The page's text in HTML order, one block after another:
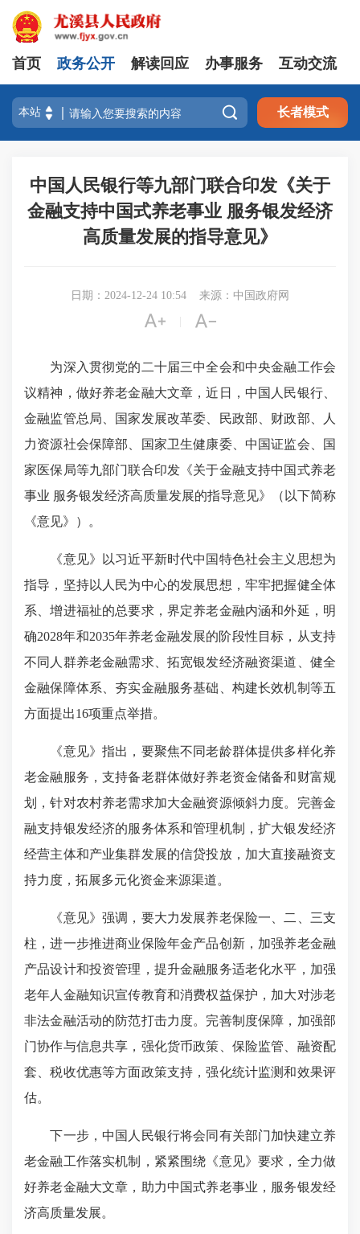
首页 政务公开 解读回应 办事服务 互动交流
 长者模式
中国人民银行等九部门联合印发《关于
金融支持中国式养老事业 服务银发经济
高质量发展的指导意见》
日期：2024-12-24 10:54 来源：中国政府网
 
为深入贯彻党的二十届三中全会和中央金融工作会
议精神，做好养老金融大文章，近日，中国人民银行、
金融监管总局、国家发展改革委、民政部、财政部、人
力资源社会保障部、国家卫生健康委、中国证监会、国
家医保局等九部门联合印发《关于金融支持中国式养老
事业 服务银发经济高质量发展的指导意见》（以下简称
《意见》）。
《意见》以习近平新时代中国特色社会主义思想为
指导，坚持以人民为中心的发展思想，牢牢把握健全体
系、增进福祉的总要求，界定养老金融内涵和外延，明
确2028年和2035年养老金融发展的阶段性目标，从支持
不同人群养老金融需求、拓宽银发经济融资渠道、健全
金融保障体系、夯实金融服务基础、构建长效机制等五
方面提出16项重点举措。
《意见》指出，要聚焦不同老龄群体提供多样化养
老金融服务，支持备老群体做好养老资金储备和财富规
划，针对农村养老需求加大金融资源倾斜力度。完善金
融支持银发经济的服务体系和管理机制，扩大银发经济
经营主体和产业集群发展的信贷投放，加大直接融资支
持力度，拓展多元化资金来源渠道。
《意见》强调，要大力发展养老保险一、二、三支
柱，进一步推进商业保险年金产品创新，加强养老金融
产品设计和投资管理，提升金融服务适老化水平，加强
老年人金融知识宣传教育和消费权益保护，加大对涉老
非法金融活动的防范打击力度。完善制度保障，加强部
门协作与信息共享，强化货币政策、保险监管、融资配
套、税收优惠等方面政策支持，强化统计监测和效果评
估。
下一步，中国人民银行将会同有关部门加快建立养
老金融工作落实机制，紧紧围绕《意见》要求，全力做
好养老金融大文章，助力中国式养老事业，服务银发经
济高质量发展。